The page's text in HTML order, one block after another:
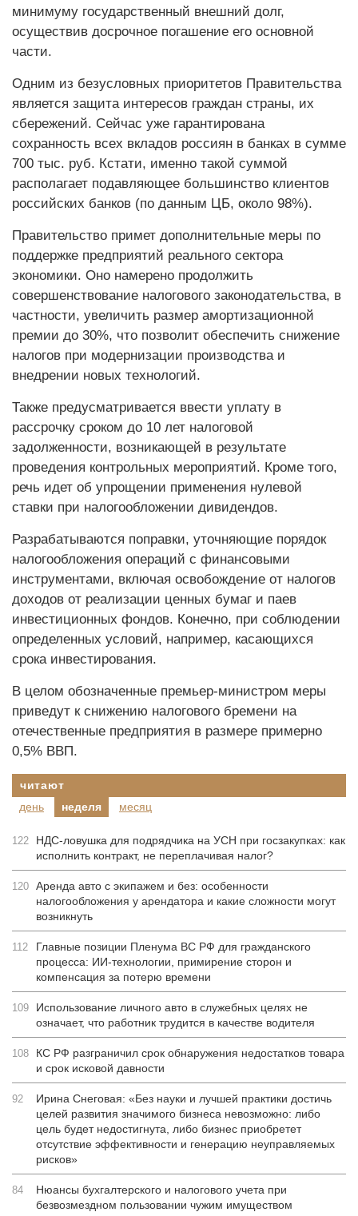
минимуму государственный внешний долг,
осуществив досрочное погашение его основной
части.
Одним из безусловных приоритетов Правительства
является защита интересов граждан страны, их
сбережений. Сейчас уже гарантирована
сохранность всех вкладов россиян в банках в сумме
700 тыс. руб. Кстати, именно такой суммой
располагает подавляющее большинство клиентов
российских банков (по данным ЦБ, около 98%).
Правительство примет дополнительные меры по
поддержке предприятий реального сектора
экономики. Оно намерено продолжить
совершенствование налогового законодательства, в
частности, увеличить размер амортизационной
премии до 30%, что позволит обеспечить снижение
налогов при модернизации производства и
внедрении новых технологий.
Также предусматривается ввести уплату в
рассрочку сроком до 10 лет налоговой
задолженности, возникающей в результате
проведения контрольных мероприятий. Кроме того,
речь идет об упрощении применения нулевой
ставки при налогообложении дивидендов.
Разрабатываются поправки, уточняющие порядок
налогообложения операций с финансовыми
инструментами, включая освобождение от налогов
доходов от реализации ценных бумаг и паев
инвестиционных фондов. Конечно, при соблюдении
определенных условий, например, касающихся
срока инвестирования.
В целом обозначенные премьер-министром меры
приведут к снижению налогового бремени на
отечественные предприятия в размере примерно
0,5% ВВП.
читают
день
неделя месяц
122
НДС-ловушка для подрядчика на УСН при госзакупках: как
исполнить контракт, не переплачивая налог?
120 Аренда авто с экипажем и без: особенности
налогообложения у арендатора и какие сложности могут
возникнуть
112
Главные позиции Пленума ВС РФ для гражданского
процесса: ИИ-технологии, примирение сторон и
компенсация за потерю времени
109
Использование личного авто в служебных целях не
означает, что работник трудится в качестве водителя
108
КС РФ разграничил срок обнаружения недостатков товара
и срок исковой давности
92
Ирина Снеговая: «Без науки и лучшей практики достичь
целей развития значимого бизнеса невозможно: либо
цель будет недостигнута, либо бизнес приобретет
отсутствие эффективности и генерацию неуправляемых
рисков»
84
Нюансы бухгалтерского и налогового учета при
безвозмездном пользовании чужим имуществом